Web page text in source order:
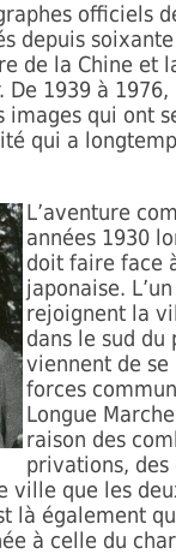
officiels
depuis
de la Chine et
1939 à
images qui ont
qui a
L’aventure
années 1930
doit faire face
japonaise.
rejoignent la
dans le sud du
viennent de
forces
Longue
raison des
privations, des
ville que les
là également
à celle du